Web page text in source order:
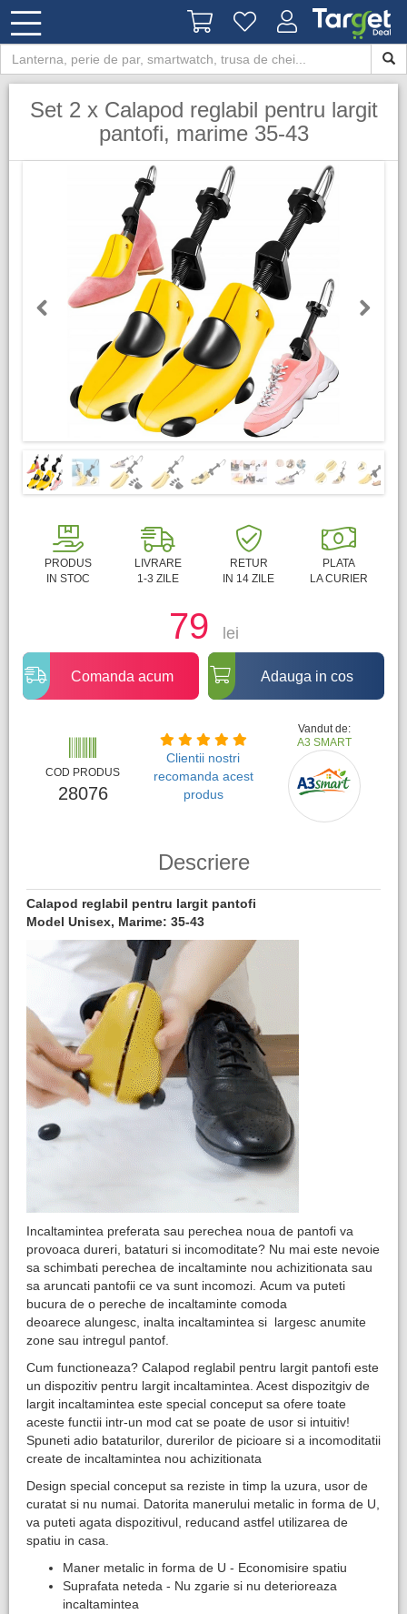
Set 2 x Calapod reglabil pentru largit
pantofi, marime 35-43
Previous
PRODUS
IN STOC
LIVRARE
1-3 ZILE
RETUR
IN 14 ZILE
PLATA
LA CURIER
79 lei
Comanda acum Adauga in cos
COD PRODUS
28076
Clientii nostri
recomanda acest
produs
Vandut de:
A3 SMART
Descriere
Calapod reglabil pentru largit pantofi
Model Unisex, Marime: 35-43
Incaltamintea preferata sau perechea noua de pantofi va
provoaca dureri, bataturi si incomoditate? Nu mai este nevoie
sa schimbati perechea de incaltaminte nou achizitionata sau
sa aruncati pantofii ce va sunt incomozi. Acum va puteti
bucura de o pereche de incaltaminte comoda
deoarece alungesc, inalta incaltamintea si largesc anumite
zone sau intregul pantof.
Cum functioneaza? Calapod reglabil pentru largit pantofi este
un dispozitiv pentru largit incaltamintea. Acest dispozitgiv de
largit incaltamintea este special conceput sa ofere toate
aceste functii intr-un mod cat se poate de usor si intuitiv!
Spuneti adio bataturilor, durerilor de picioare si a incomoditatii
create de incaltamintea nou achizitionata
Design special conceput sa reziste in timp la uzura, usor de
curatat si nu numai. Datorita manerului metalic in forma de U,
va puteti agata dispozitivul, reducand astfel utilizarea de
spatiu in casa.
Maner metalic in forma de U - Economisire spatiu
Suprafata neteda - Nu zgarie si nu deterioreaza
incaltamintea